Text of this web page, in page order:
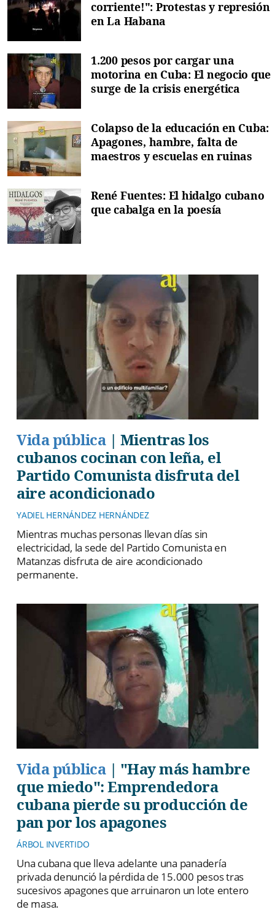
corriente!": Protestas y represión
en La Habana
1.200 pesos por cargar una
motorina en Cuba: El negocio que
surge de la crisis energética
Colapso de la educación en Cuba:
Apagones, hambre, falta de
maestros y escuelas en ruinas
René Fuentes: El hidalgo cubano
que cabalga en la poesía
Vida pública| Mientras los
cubanos cocinan con leña, el
Partido Comunista disfruta del
aire acondicionado
YADIEL HERNÁNDEZ HERNÁNDEZ
Mientras muchas personas llevan días sin
electricidad, la sede del Partido Comunista en
Matanzas disfruta de aire acondicionado
permanente.
Vida pública| "Hay más hambre
que miedo": Emprendedora
cubana pierde su producción de
pan por los apagones
ÁRBOL INVERTIDO
Una cubana que lleva adelante una panadería
privada denunció la pérdida de 15.000 pesos tras
sucesivos apagones que arruinaron un lote entero
de masa.